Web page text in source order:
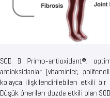
SOD B Primo-antioxidant®,
antioksidanlar (vitaminler,
kolayca ilişkilendirilebilen etkili
Düşük önerilen dozda etkili olan